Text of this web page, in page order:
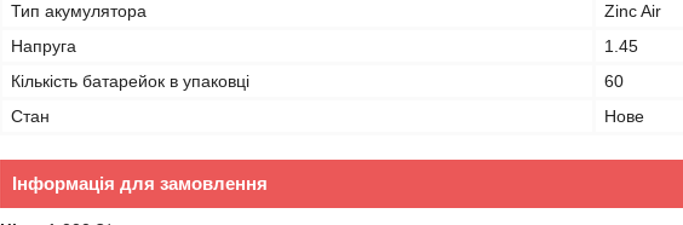
Тип акумулятора
Zinc Air
Напруга
1.45
Кількість батарейок в упаковці
60
Стан
Нове
Інформація для замовлення